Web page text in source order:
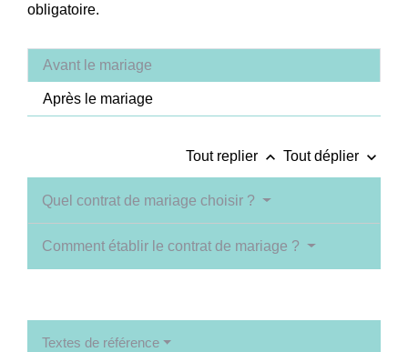
obligatoire.
Avant le mariage
Après le mariage
Tout replier keyboard_arrow_up Tout déplier keyboard_arrow_down
Quel contrat de mariage choisir ?
Comment établir le contrat de mariage ?
Textes de référence